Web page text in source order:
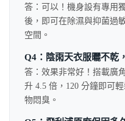
答：可以！機身設有專用
後，即可在除濕與抑菌過
空間。
Q4：陰雨天衣服曬不乾
答：效果非常好！搭載廣
升 4.5 倍，120 分鐘即可
物悶臭。